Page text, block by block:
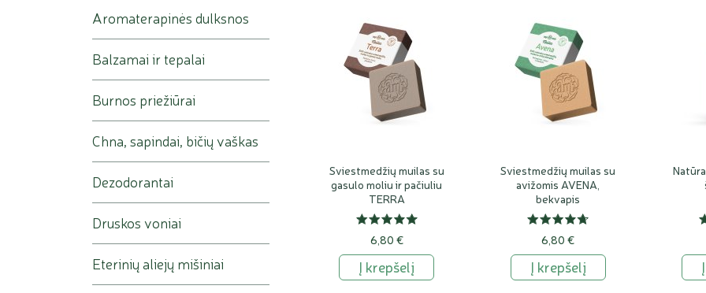
Sviestmedžių muilas su
gasulo moliu ir pačiuliu
TERRA
6,80 €
Į krepšelį
Sviestmedžių muilas su
avižomis AVENA,
bekvapis
6,80 €
Į krepšelį
Aromaterapinės dulksnos
Balzamai ir tepalai
Burnos priežiūrai
Chna, sapindai, bičių vaškas
Dezodorantai
Druskos voniai
Eterinių aliejų mišiniai